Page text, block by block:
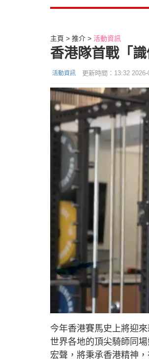
主頁 推介 活動資訊
香港隊首戰「
活動資訊 更新時間：13:32
n
u
t
e
o
e
d
:
8
7
9
今年香港賽馬史上將迎
世界各地的頂尖騎師同
宏聲，將秉承香港精神